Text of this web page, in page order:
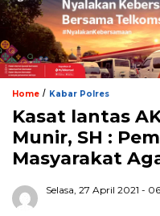
Home / Kabar Polres
Kasat lantas
Munir, SH :
Masyarakat
Selasa, 27 April 2021 -